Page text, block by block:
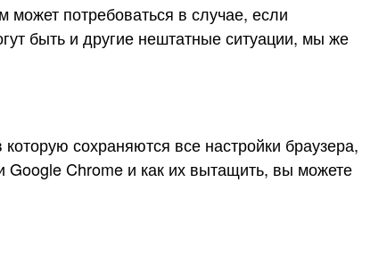
потребоваться в случае, если
быть и другие нештатные ситуации, мы же
сохраняются все настройки браузера,
Google Chrome и как их вытащить, вы можете